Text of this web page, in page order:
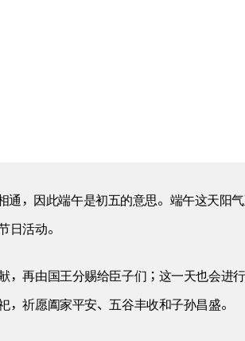
，因此端午是初五的意思。端午这天阳
日活动。
，再由国王分赐给臣子们；这一天也会进行
祈愿阖家平安、五谷丰收和子孙昌盛。